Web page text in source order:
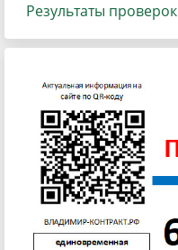
Результаты проверок